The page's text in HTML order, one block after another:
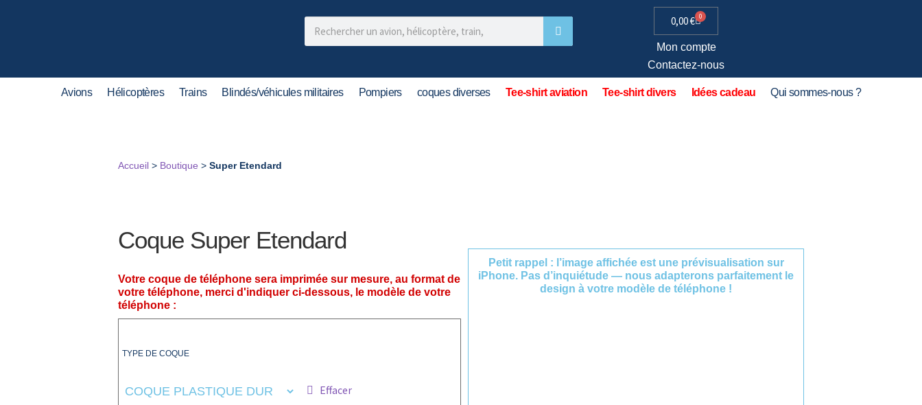
0,00€ 0
Mon compte
Contactez-nous
Avions Hélicoptères Trains Blindés/véhicules militaires Pompiers coques diverses Tee-shirt aviation Tee-shirt divers Idées cadeau Qui sommes-nous ?
Accueil > Boutique > Super Etendard
Coque Super Etendard
Votre coque de téléphone sera imprimée sur mesure, au format de
votre téléphone, merci d'indiquer ci-dessous, le modèle de votre
téléphone :
TYPE DE COQUE
Effacer
Petit rappel : l’image affichée est une prévisualisation sur
iPhone. Pas d’inquiétude — nous adapterons parfaitement le
design à votre modèle de téléphone !